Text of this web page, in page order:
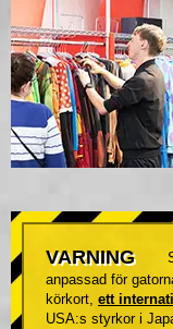
VARNING
anpassad för
körkort, ett
USA:s styrkor i